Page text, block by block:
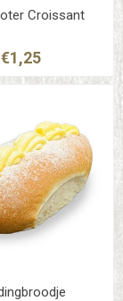
Croissant
€1,25